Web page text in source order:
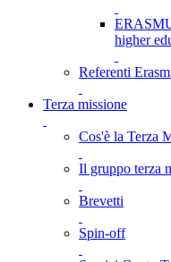
higher
Referenti
Terza missione
Cos'è la Terza
Il gruppo terza
Brevetti
Spin-off